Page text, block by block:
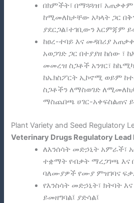
በክምችት፣ በማጓጓዝ፣ አጠቃቀም
ከሚመለከታቸው አካላት ጋር
ያደርጋል፣ተገቢውን እርምጃም
ከፀረ-ተባይ እና መዳበሪያ
አወጋገድ ጋር በተያያዘ ከሰው ፣
መመረዝ ስጋቶች አንፃር፣
ከኤክስፖርት ኢኮኖሚ ወይም
ስጋቶችን ለማስወገድ
ማስጨበጫ ሀገር-አቀፍስልጠና
Plant Variety and Seed Regulatory
Veterinary Drugs Regulatory Lead
ለእንሰሳት መድኃኒት አምራች፣
ተቋማት የብቃት ማረጋገጫ
ባለሙያዎች የሙያ ምዝገባና
የእንስሳት መድኃኒት፣ ክትባት
ይመዘግባል፤ ያድሳል፤